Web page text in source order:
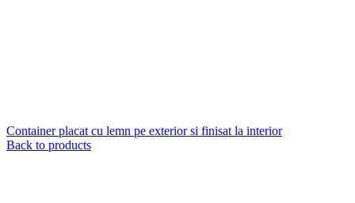
Container placat cu lemn pe exterior si finisat la interior
Back to products